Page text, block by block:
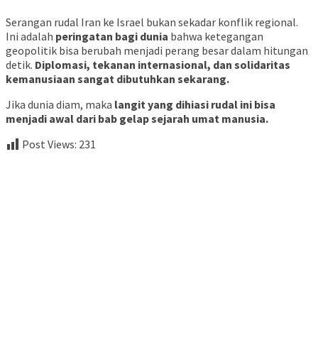
Serangan rudal Iran ke Israel bukan sekadar konflik regional.
Ini adalah peringatan bagi dunia bahwa ketegangan
geopolitik bisa berubah menjadi perang besar dalam hitungan
detik. Diplomasi, tekanan internasional, dan solidaritas
kemanusiaan sangat dibutuhkan sekarang.
Jika dunia diam, maka langit yang dihiasi rudal ini bisa
menjadi awal dari bab gelap sejarah umat manusia.
Post Views: 231